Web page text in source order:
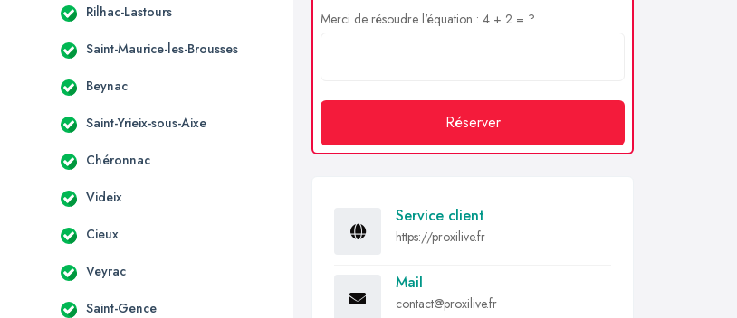
Rilhac-Lastours
Saint-Maurice-les-Brousses
Beynac
Saint-Yrieix-sous-Aixe
Chéronnac
Videix
Cieux
Veyrac
Saint-Gence
Merci de résoudre l'équation : 4 + 2 = ?
Réserver
Service client
https://proxilive.fr
Mail
contact@proxilive.fr